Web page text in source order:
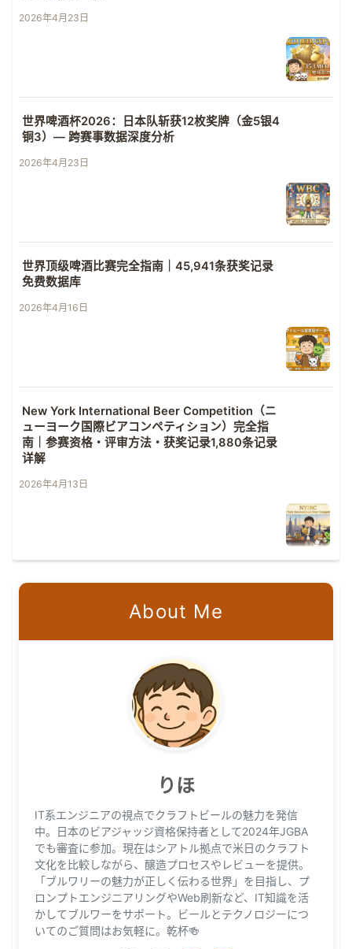
2026年4月23日
世界啤酒杯2026：日本队斩获12枚奖牌（金5银4
铜3）— 跨赛事数据深度分析
2026年4月23日
世界顶级啤酒比赛完全指南｜45,941条获奖记录
免费数据库
2026年4月16日
New York International Beer Competition（ニ
ューヨーク国際ビアコンペティション）完全指
南｜参赛资格・评审方法・获奖记录1,880条记录
详解
2026年4月13日
About Me
りほ
IT系エンジニアの視点でクラフトビールの魅力を発信
中。日本のビアジャッジ資格保持者として2024年JGBA
でも審査に参加。現在はシアトル拠点で米日のクラフト
文化を比較しながら、醸造プロセスやレビューを提供。
「ブルワリーの魅力が正しく伝わる世界」を目指し、プ
ロンプトエンジニアリングやWeb刷新など、IT知識を活
かしてブルワーをサポート。ビールとテクノロジーにつ
いてのご質問はお気軽に。乾杯🍻